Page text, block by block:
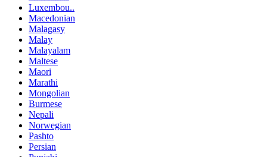
Luxembou..
Macedonian
Malagasy
Malay
Malayalam
Maltese
Maori
Marathi
Mongolian
Burmese
Nepali
Norwegian
Pashto
Persian